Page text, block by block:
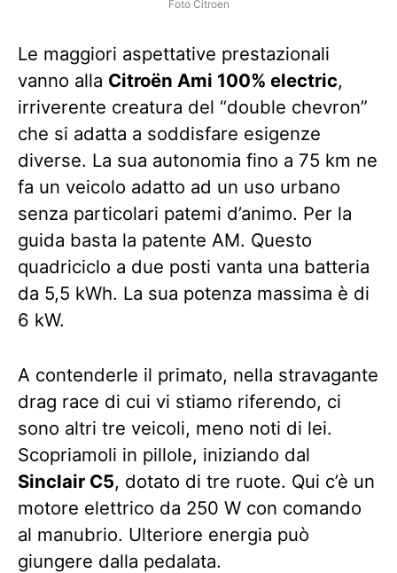
Foto Citroen
Le maggiori aspettative prestazionali
vanno alla Citroën Ami 100% electric,
irriverente creatura del “double chevron”
che si adatta a soddisfare esigenze
diverse. La sua autonomia fino a 75 km ne
fa un veicolo adatto ad un uso urbano
senza particolari patemi d’animo. Per la
guida basta la patente AM. Questo
quadriciclo a due posti vanta una batteria
da 5,5 kWh. La sua potenza massima è di
6 kW.
A contenderle il primato, nella stravagante
drag race di cui vi stiamo riferendo, ci
sono altri tre veicoli, meno noti di lei.
Scopriamoli in pillole, iniziando dal
Sinclair C5, dotato di tre ruote. Qui c’è un
motore elettrico da 250 W con comando
al manubrio. Ulteriore energia può
giungere dalla pedalata.